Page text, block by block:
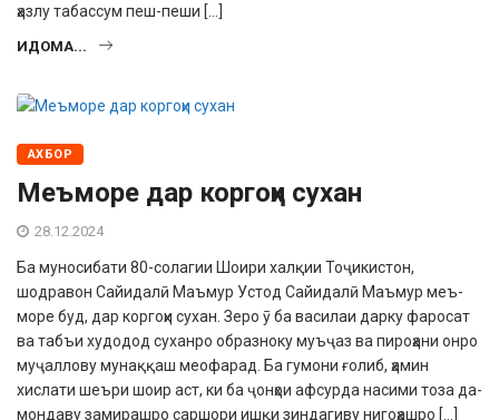
ҳазлу табассум пеш-пеши […]
ИДОМА...
АХБОР
Меъморе дар коргоҳи сухан
28.12.2024
Ба муносибати 80-солагии Шоири халқии Тоҷикистон,
шодравон Сайидалӣ Маъмур Устод Сайидалӣ Маъмур меъ­
море буд, дар коргоҳи сухан. Зеро ӯ ба василаи дарку фаросат
ва табъи худодод суханро образноку муъҷаз ва пироҳани онро
муҷаллову му­наққаш меофарад. Ба гумони ғолиб, ҳамин
хислати шеъри шоир аст, ки ба ҷонҳои афсурда насими тоза да­
мондаву замирашро саршори ишқи зиндагиву нигоҳашро […]